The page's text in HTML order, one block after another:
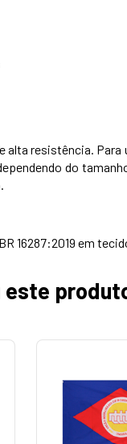
resistência.
do
16287:2019 em
este